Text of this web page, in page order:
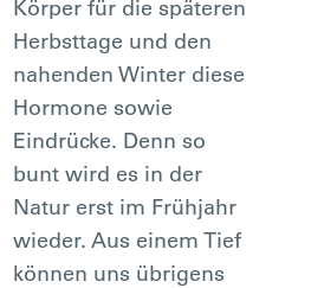
Körper für die späteren
Herbsttage und den
nahenden Winter diese
Hormone sowie
Eindrücke. Denn so
bunt wird es in der
Natur erst im Frühjahr
wieder. Aus einem Tief
können uns übrigens